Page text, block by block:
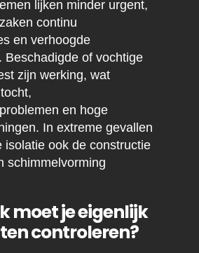
lijken minder urgent,
continu
en verhoogde
Beschadigde of vochtige
zijn werking, wat
en hoge
In extreme gevallen
isolatie ook de constructie
schimmelvorming
moet je eigenlijk
controleren?